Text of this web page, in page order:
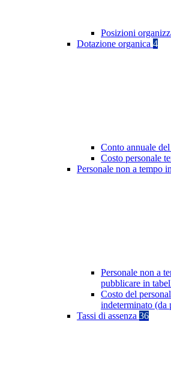
Posizioni
Dotazione organica 4
Conto annuale
Costo personale
Personale non a tempo
Personale non a
pubblicare in
Costo del
indeterminato (da
Tassi di assenza 36